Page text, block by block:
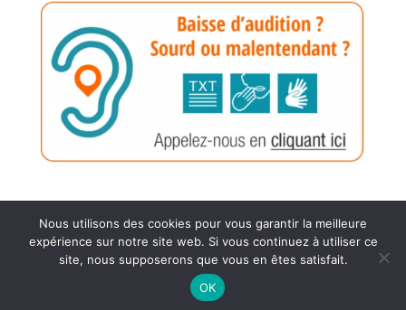
Tous droits réservés - Les Pies -Mentions légales
Nous utilisons des cookies pour vous garantir la meilleure
expérience sur notre site web. Si vous continuez à utiliser ce
site, nous supposerons que vous en êtes satisfait.
OK
06 22 76 86 31